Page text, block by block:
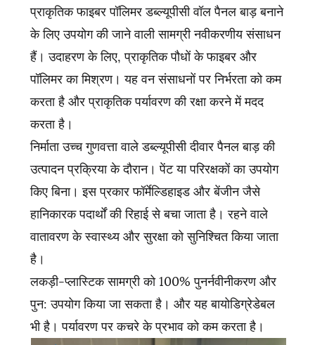
प्राकृतिक फाइबर पॉलिमर डब्ल्यूपीसी वॉल पैनल बाड़ बनाने
के लिए उपयोग की जाने वाली सामग्री नवीकरणीय संसाधन
हैं। उदाहरण के लिए, प्राकृतिक पौधों के फाइबर और
पॉलिमर का मिश्रण। यह वन संसाधनों पर निर्भरता को कम
करता है और प्राकृतिक पर्यावरण की रक्षा करने में मदद
करता है।
निर्माता उच्च गुणवत्ता वाले डब्ल्यूपीसी दीवार पैनल बाड़ की
उत्पादन प्रक्रिया के दौरान। पेंट या परिरक्षकों का उपयोग
किए बिना। इस प्रकार फॉर्मेल्डिहाइड और बेंजीन जैसे
हानिकारक पदार्थों की रिहाई से बचा जाता है। रहने वाले
वातावरण के स्वास्थ्य और सुरक्षा को सुनिश्चित किया जाता
है।
लकड़ी-प्लास्टिक सामग्री को 100% पुनर्नवीनीकरण और
पुन: उपयोग किया जा सकता है। और यह बायोडिग्रेडेबल
भी है। पर्यावरण पर कचरे के प्रभाव को कम करता है।